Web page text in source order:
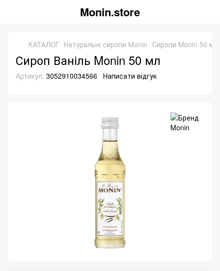
Monin.store
КАТАЛОГ Натуральні сиропи Monin Сиропи Monin 50 мл
Сироп Ваніль Monin 50 мл
Артикул: 3052910034566 Написати відгук